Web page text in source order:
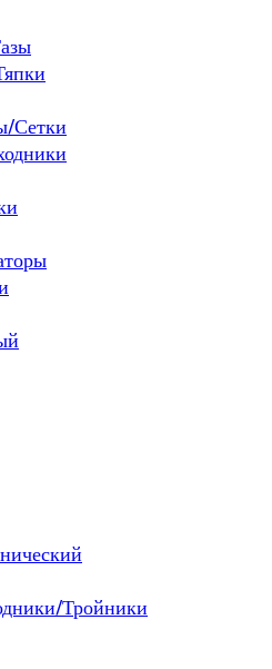
Сетки
Тройники